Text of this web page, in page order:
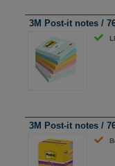
3M Post-it notes /
3M Post-it notes /